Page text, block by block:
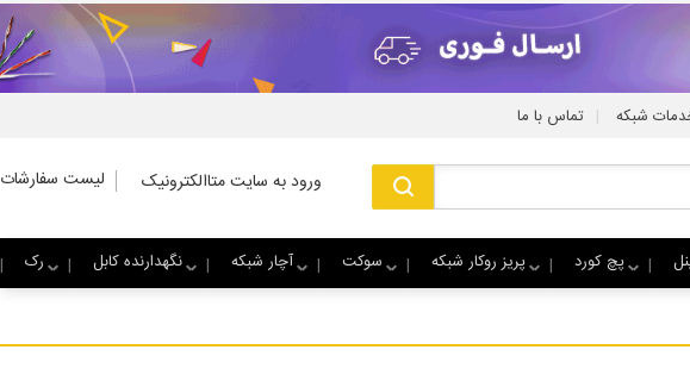
شبکه | تماس با ما
ورود به سایت متاالکترونیک لیست سفارشات
رک نگهدارنده کابل آچار شبکه سوکت پریز روکار شبکه پچ کورد